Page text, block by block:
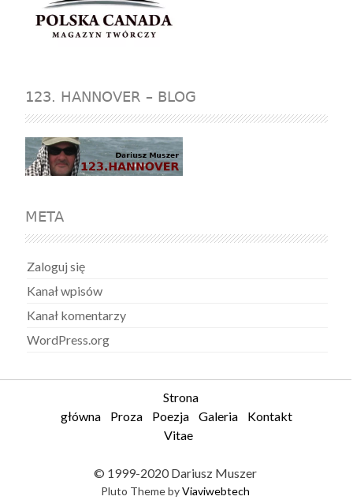
123. HANNOVER – BLOG
META
Zaloguj się
Kanał wpisów
Kanał komentarzy
WordPress.org
Strona
główna
Proza Poezja Galeria
Kontakt
Vitae
© 1999-2020 Dariusz Muszer
Pluto Theme byViaviwebtech